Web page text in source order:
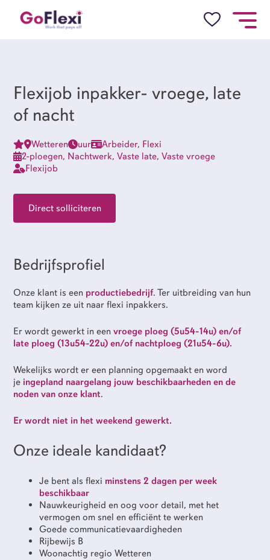
Flexijob inpakker- vroege, late
of nacht
Wetteren uur
Arbeider, Flexi
2-ploegen, Nachtwerk, Vaste late, Vaste vroege
Flexijob
Direct solliciteren
Bedrijfsprofiel
Onze klant is een productiebedrijf. Ter uitbreiding van hun
team kijken ze uit naar flexi inpakkers.
Er wordt gewerkt in een vroege ploeg (5u54-14u) en/of
late ploeg (13u54-22u) en/of nachtploeg (21u54-6u).
Wekelijks wordt er een planning opgemaakt en word
je ingepland naargelang jouw beschikbaarheden en de
noden van onze klant.
Er wordt niet in het weekend gewerkt.
Onze ideale kandidaat?
Je bent als flexi minstens 2 dagen per week
beschikbaar
Nauwkeurigheid en oog voor detail, met het
vermogen om snel en efficiënt te werken
Goede communicatievaardigheden
Rijbewijs B
Woonachtig regio Wetteren
Naam
E-mail
locatie
dienstverband
category